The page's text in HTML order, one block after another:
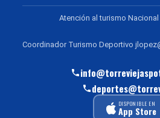
Atención al turismo Nacional
Coordinador Turismo Deportivo
DISPONIBLE EN
App Store